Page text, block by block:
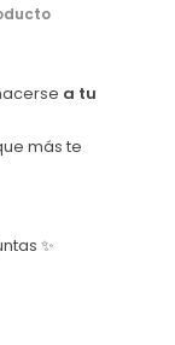
a tu
más te
✨